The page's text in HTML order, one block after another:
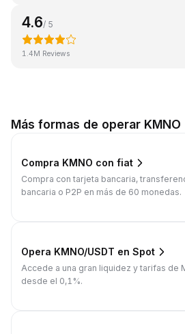
4.6/ 5
1.4M Reviews
Más formas de operar KMNO
Compra KMNO con fiat
Compra con tarjeta bancaria,
bancaria o P2P en más de 60 monedas.
Opera KMNO/USDT en Spot
Accede a una gran liquidez y tarifas de
desde el 0,1%.